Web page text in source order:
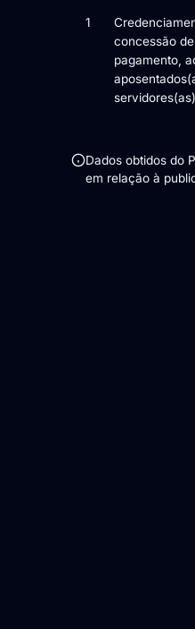
Itens da licitação
1
concessão
pagamento,
Dados obtidos do
em relação à